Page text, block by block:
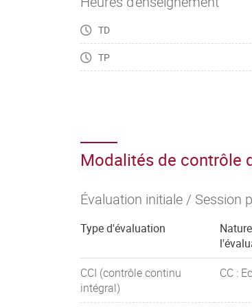
– Maîtriser le vocabulaire général
communication commerciale et le
TD
TP
Modalités de contrôle
Évaluation initiale / Session
Type d'évaluation
CCI (contrôle continu
intégral)
CC :